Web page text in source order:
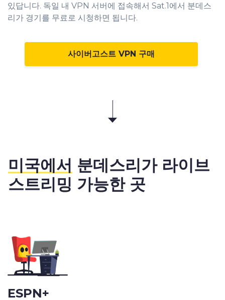
있답니다. 독일 내 VPN 서버에 접속해서 Sat.1에서 분데스
리가 경기를 무료로 시청하면 됩니다.
사이버고스트 VPN 구매
미국에서 분데스리가 라이브
스트리밍 가능한 곳
ESPN+